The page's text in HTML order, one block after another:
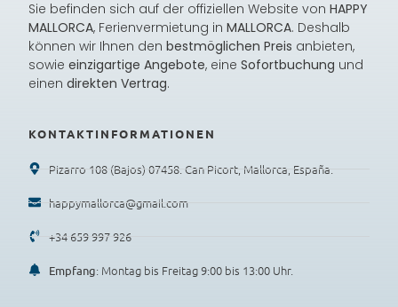
Sie befinden sich auf der offiziellen Website vonHAPPY
MALLORCA, Ferienvermietung inMALLORCA. Deshalb
können wir Ihnen denbestmöglichen Preis anbieten,
sowieeinzigartige Angebote, eineSofortbuchung und
einendirekten Vertrag.
KONTAKTINFORMATIONEN
Pizarro 108 (Bajos) 07458. Can Picort, Mallorca, España.
happymallorca@gmail.com
+34 659 997 926
Empfang: Montag bis Freitag 9:00 bis 13:00 Uhr.